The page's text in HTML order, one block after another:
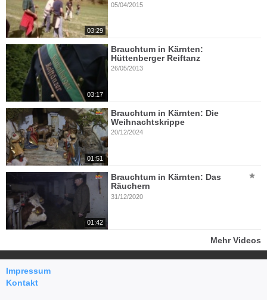
03:29
05/04/2015
03:17
Brauchtum in Kärnten:
Hüttenberger Reiftanz
26/05/2013
01:51
Brauchtum in Kärnten: Die
Weihnachtskrippe
20/12/2024
01:42
Brauchtum in Kärnten: Das
Räuchern
31/12/2020
Mehr Videos
Impressum
Kontakt